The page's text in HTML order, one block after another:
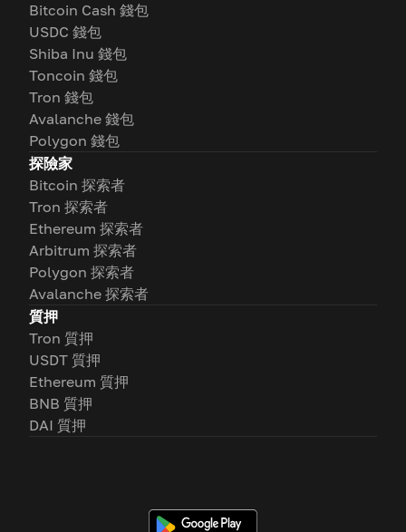
Bitcoin Cash 錢包
USDC 錢包
Shiba Inu 錢包
Toncoin 錢包
Tron 錢包
Avalanche 錢包
Polygon 錢包
探險家
Bitcoin 探索者
Tron 探索者
Ethereum 探索者
Arbitrum 探索者
Polygon 探索者
Avalanche 探索者
質押
Tron 質押
USDT 質押
Ethereum 質押
BNB 質押
DAI 質押